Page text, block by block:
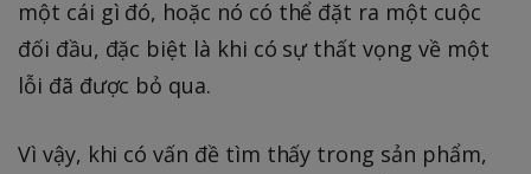
một cái gì đó, hoặc nó có thể đặt ra một cuộc
đối đầu, đặc biệt là khi có sự thất vọng về một
lỗi đã được bỏ qua.
Vì vậy, khi có vấn đề tìm thấy trong sản phẩm,